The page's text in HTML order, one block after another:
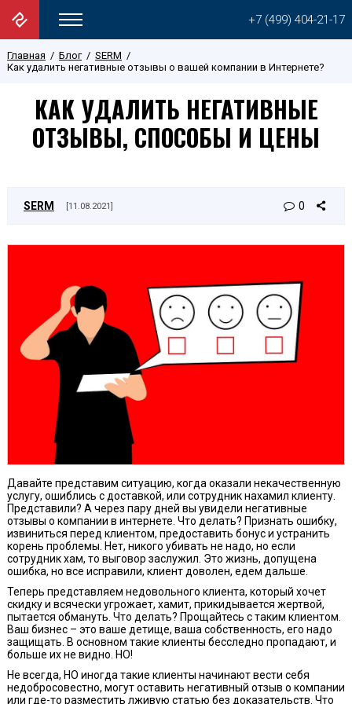
+7 (499) 404-21-17
Главная Блог
SERM
Как удалить негативные отзывы о вашей компании в Интернете?
КАК УДАЛИТЬ НЕГАТИВНЫЕ
ОТЗЫВЫ, СПОСОБЫ И ЦЕНЫ
SERM [11.08.2021] 0
Давайте представим ситуацию, когда оказали некачественную
услугу, ошиблись с доставкой, или сотрудник нахамил клиенту.
Представили? А через пару дней вы увидели негативные
отзывы о компании в интернете. Что делать? Признать ошибку,
извиниться перед клиентом, предоставить бонус и устранить
корень проблемы. Нет, никого убивать не надо, но если
сотрудник хам, то выговор заслужил. Это жизнь, допущена
ошибка, но все исправили, клиент доволен, едем дальше.
Теперь представляем недовольного клиента, который хочет
скидку и всячески угрожает, хамит, прикидывается жертвой,
пытается обмануть. Что делать? Прощайтесь с таким клиентом.
Ваш бизнес – это ваше детище, ваша собственность, его надо
защищать. В основном такие клиенты бесследно пропадают, и
больше их не видно. НО!
Не всегда, НО иногда такие клиенты начинают вести себя
недобросовестно, могут оставить негативный отзыв о компании
или где-то разместить лживую статью без доказательств. Что